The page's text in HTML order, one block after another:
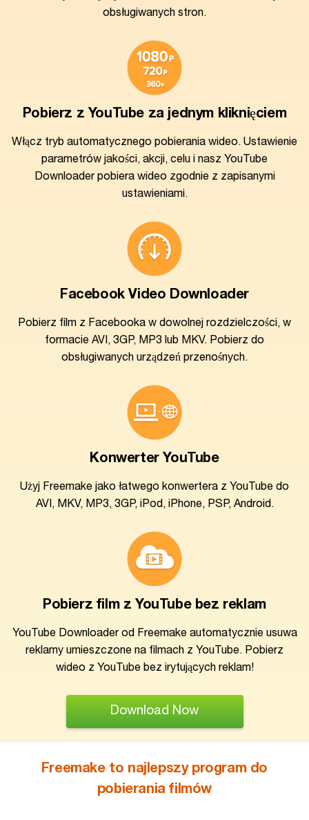
obsługiwanych stron.
Pobierz z YouTube za jednym kliknięciem
Włącz tryb automatycznego pobierania wideo. Ustawienie
parametrów jakości, akcji, celu i nasz YouTube
Downloader pobiera wideo zgodnie z zapisanymi
ustawieniami.
Facebook Video Downloader
Pobierz film z Facebooka w dowolnej rozdzielczości, w
formacie AVI, 3GP, MP3 lub MKV. Pobierz do
obsługiwanych urządzeń przenośnych.
Konwerter YouTube
Użyj Freemake jako łatwego konwertera z YouTube do
AVI, MKV, MP3, 3GP, iPod, iPhone, PSP, Android.
Pobierz film z YouTube bez reklam
YouTube Downloader od Freemake automatycznie usuwa
reklamy umieszczone na filmach z YouTube. Pobierz
wideo z YouTube bez irytujących reklam!
Download Now
Freemake to najlepszy program do
pobierania filmów